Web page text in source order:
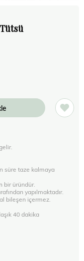
süre taze kalmaya
bir üründür.
yapılmaktadır.
bileşen içermez.
40 dakika